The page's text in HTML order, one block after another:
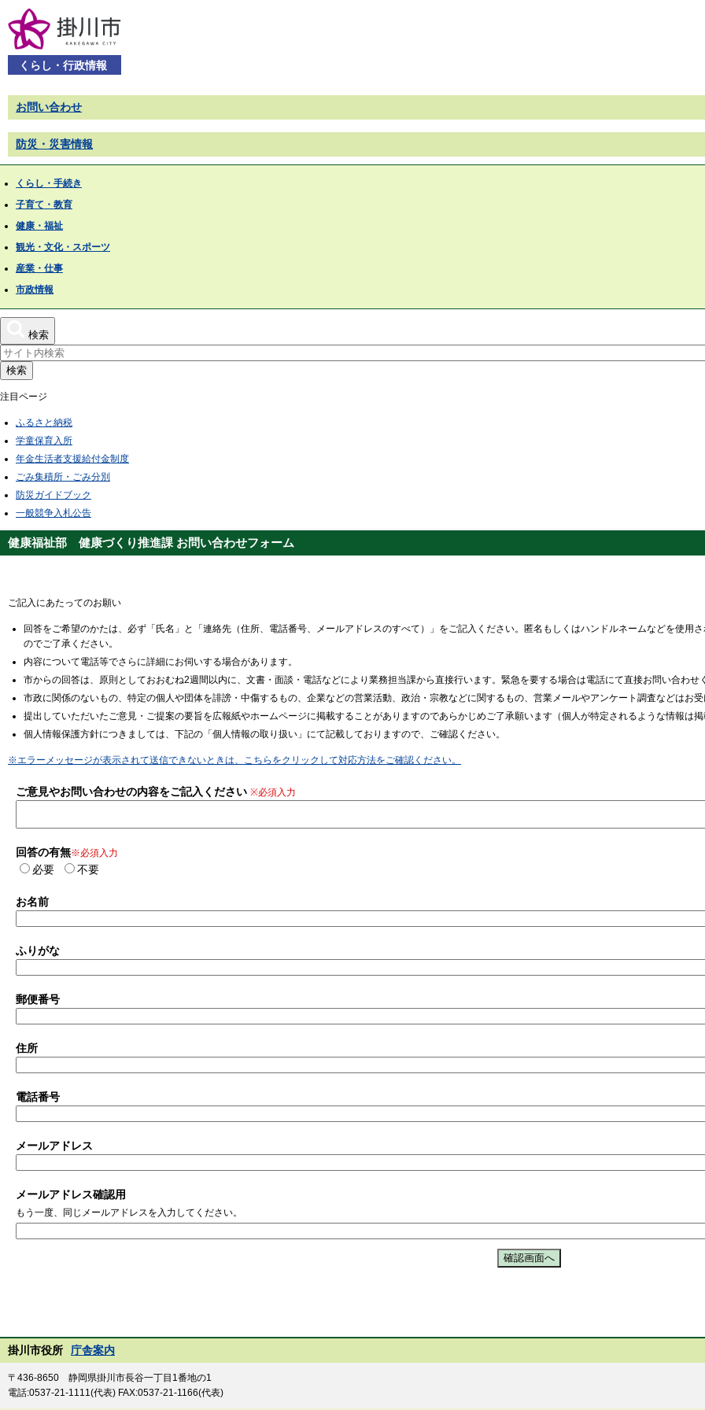
くらし・行政情報
お問い合わせ
防災・災害情報
くらし・手続き
子育て・教育
健康・福祉
観光・文化・スポーツ
産業・仕事
市政情報
検索
検索
注目ページ
ふるさと納税
学童保育入所
年金生活者支援給付金制度
ごみ集積所・ごみ分別
防災ガイドブック
一般競争入札公告
健康福祉部 健康づくり推進課 お問い合わせフォーム
ご記入にあたってのお願い
回答をご希望のかたは、必ず「氏名」と「連絡先（住所、電話番号、メールアドレスのすべて）」をご記入ください。匿名もしくはハンドルネームなどを使用
のでご了承ください。
内容について電話等でさらに詳細にお伺いする場合があります。
市からの回答は、原則としておおむね2週間以内に、文書・面談・電話などにより業務担当課から直接行います。緊急を要する場合は電話にて直接お問い合わせ
市政に関係のないもの、特定の個人や団体を誹謗・中傷するもの、企業などの営業活動、政治・宗教などに関するもの、営業メールやアンケート調査などはお受
提出していただいたご意見・ご提案の要旨を広報紙やホームページに掲載することがありますのであらかじめご了承願います（個人が特定されるような情報は掲
個人情報保護方針につきましては、下記の「個人情報の取り扱い」にて記載しておりますので、ご確認ください。
※エラーメッセージが表示されて送信できないときは、こちらをクリックして対応方法をご確認ください。
ご意見やお問い合わせの内容をご記入ください ※必須入力
回答の有無※必須入力
必要 不要
お名前
ふりがな
郵便番号
住所
電話番号
メールアドレス
メールアドレス確認用
もう一度、同じメールアドレスを入力してください。
掛川市役所 庁舎案内
〒436-8650 静岡県掛川市長谷一丁目1番地の1
電話:0537-21-1111(代表) FAX:0537-21-1166(代表)